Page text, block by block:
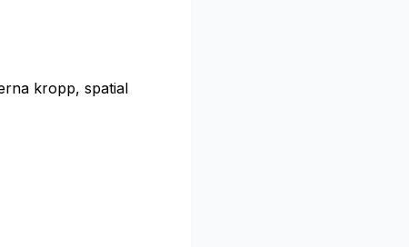
kropp, spatial